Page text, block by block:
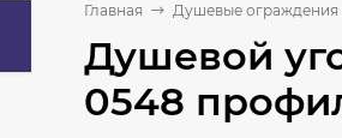
Главная Душевые ограждения
Душевой
0548